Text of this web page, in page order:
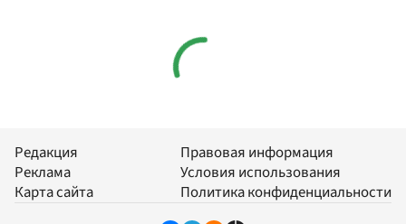
Редакция
Реклама
Карта сайта
Правовая информация
Условия использования
Политика конфиденциальности